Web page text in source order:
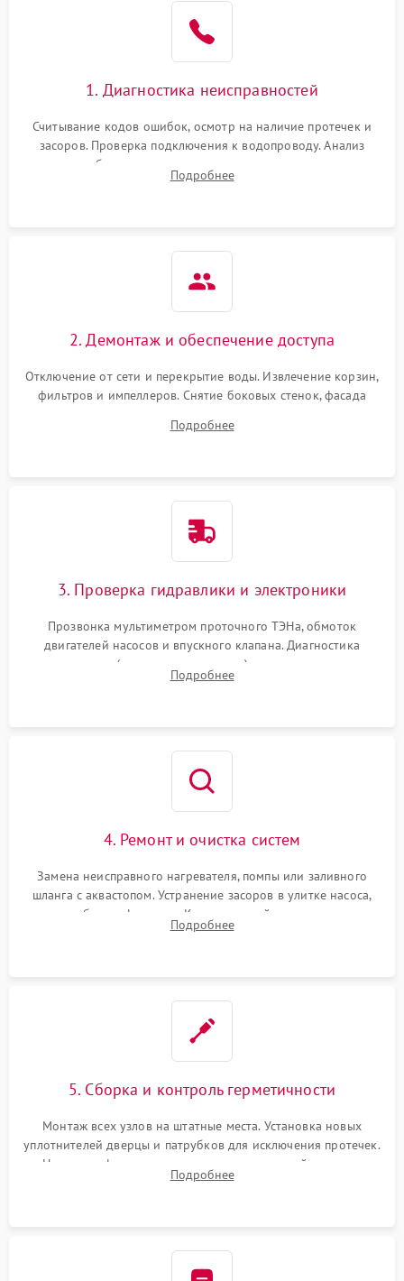
1. Диагностика неисправностей
Считывание кодов ошибок, осмотр на наличие протечек и
засоров. Проверка подключения к водопроводу. Анализ
жалоб на отсутствие слива, нагрева, вращения
разбрызгивателей или срабатывание системы защиты
Подробнее
2. Демонтаж и обеспечение доступа
Отключение от сети и перекрытие воды. Извлечение корзин,
фильтров и импеллеров. Снятие боковых стенок, фасада
циркуляционному насосу, ТЭНу и сливной помпе.
Подробнее
3. Проверка гидравлики и электроники
Прозвонка мультиметром проточного ТЭНа, обмоток
двигателей насосов и впускного клапана. Диагностика
прессостата (датчика уровня воды), датчика мутности,
концевика дверцы и электронного модуля управления.
Подробнее
4. Ремонт и очистка систем
Замена неисправного нагревателя, помпы или заливного
шланга с аквастопом. Устранение засоров в улитке насоса,
патрубках и фильтрах. Компонентный ремонт платы
управления, восстановление поврежденной проводки.
Подробнее
5. Сборка и контроль герметичности
Монтаж всех узлов на штатные места. Установка новых
уплотнителей дверцы и патрубков для исключения протечек.
Надежная фиксация хомутов гидравлической системы,
сборка корпуса и установка датчика поплавка.
Подробнее